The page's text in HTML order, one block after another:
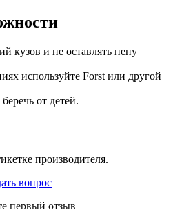
кузов и не оставлять пену
используйте Forst или другой
от детей.
производителя.
вопрос
первый отзыв